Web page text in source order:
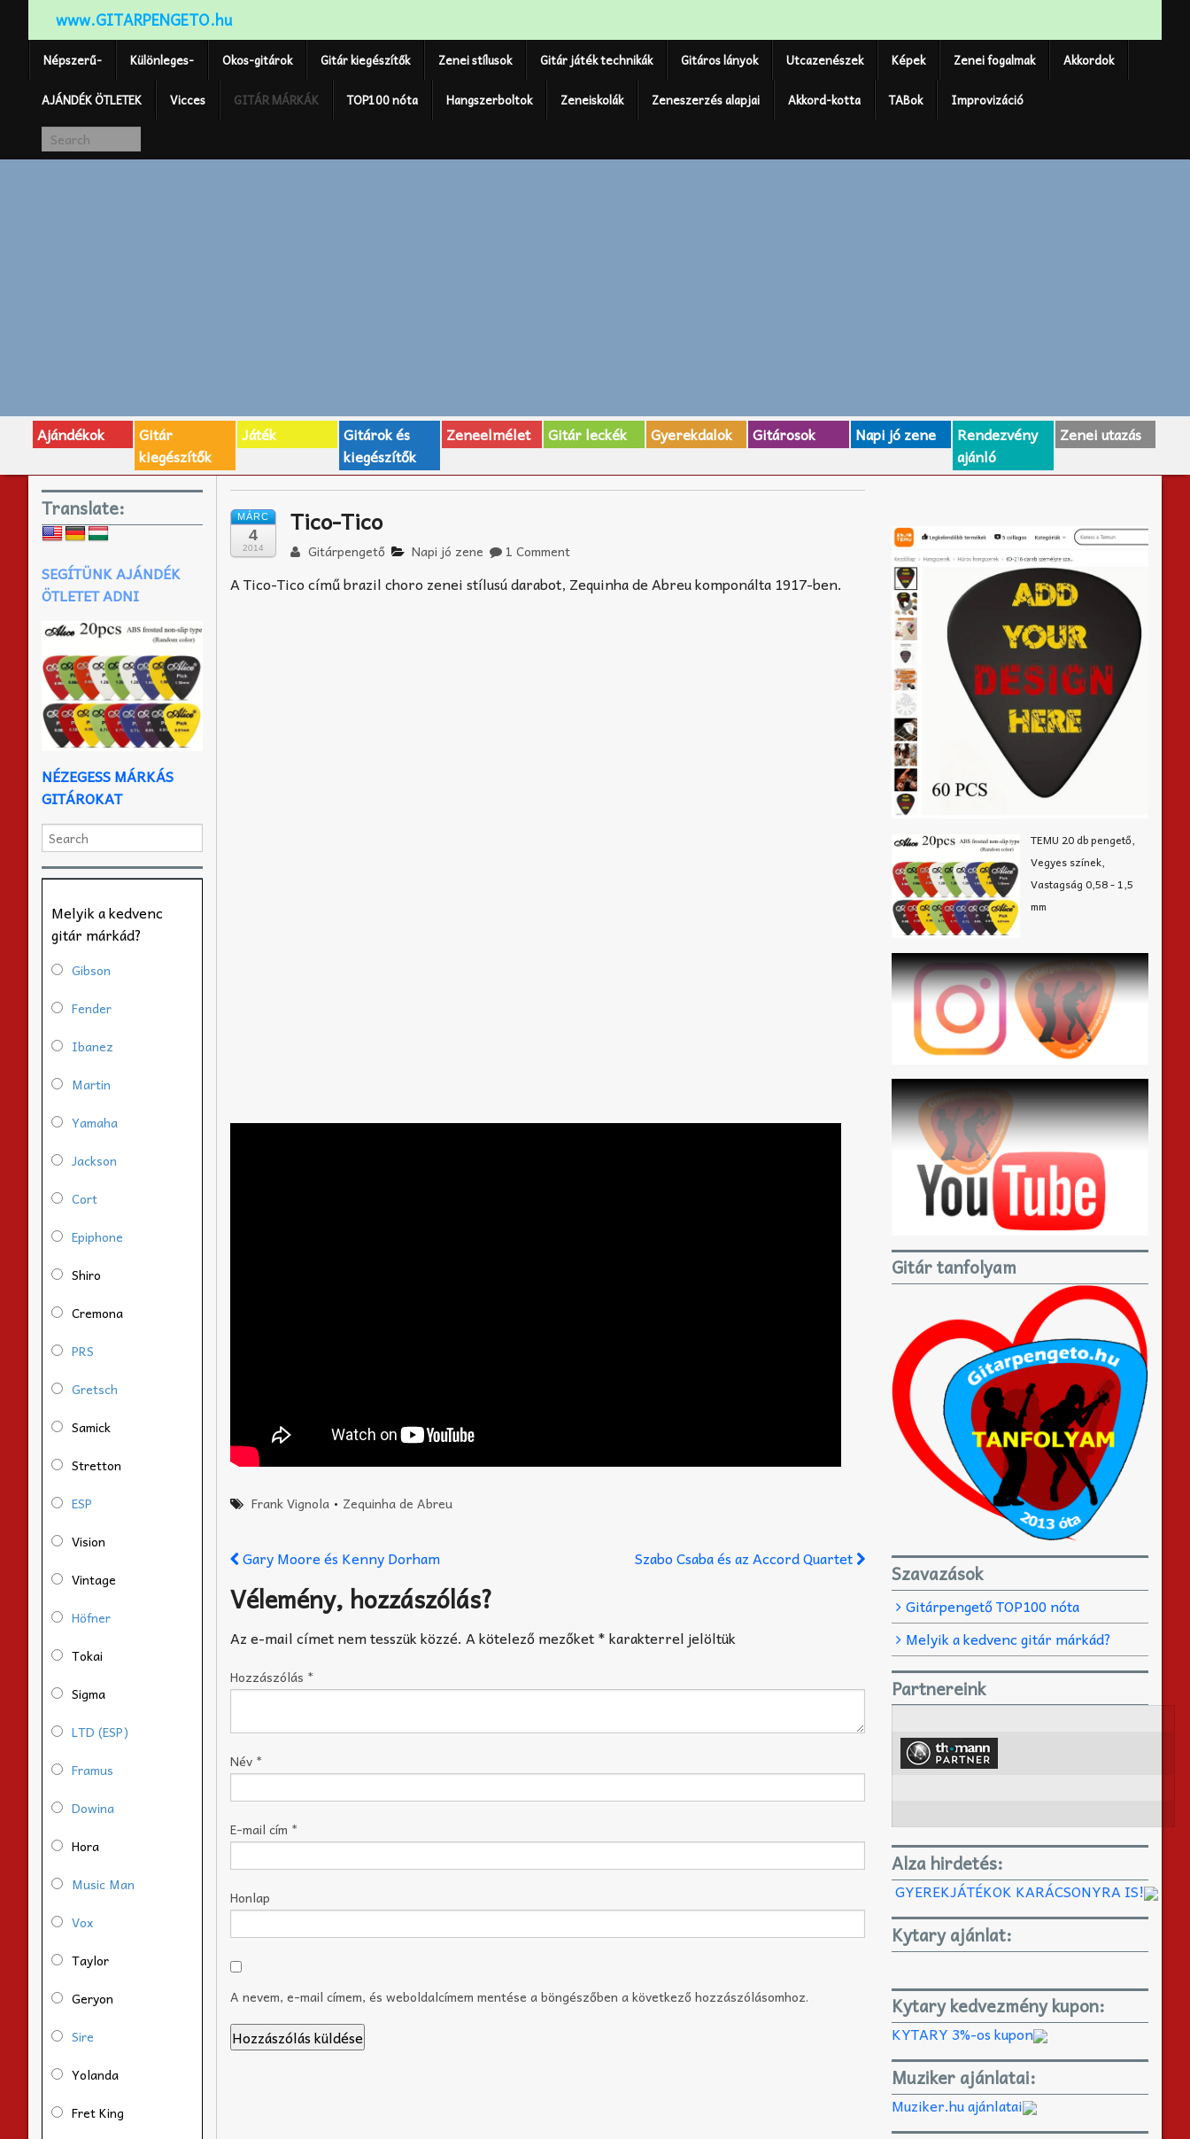
www.GITARPENGETO.hu
Népszerű- Különleges- Okos-gitárok Gitár kiegészítők Zenei stílusok Gitár játék technikák Gitáros lányok Utcazenészek Képek Zenei fogalmak Akkordok
AJÁNDÉK ÖTLETEK Vicces GITÁR MÁRKÁK TOP100 nóta Hangszerboltok Zeneiskolák Zeneszerzés alapjai Akkord-kotta TABok Improvizáció
Ajándékok
Gitár
kiegészítők
Játék
Gitárok és
kiegészítők
Zeneelmélet Gitár leckék Gyerekdalok Gitárosok Napi jó zene
Rendezvény
ajánló
Zenei utazás
MÁRC
4
2014
Tico-Tico
Gitárpengető Napi jó zene 1 Comment
A Tico-Tico című brazil choro zenei stílusú darabot, Zequinha de Abreu komponálta 1917-ben.
Frank Vignola• Zequinha de Abreu
Gary Moore és Kenny Dorham Szabo Csaba és az Accord Quartet
Vélemény, hozzászólás?
Az e-mail címet nem tesszük közzé. A kötelező mezőket*karakterrel jelöltük
Hozzászólás *
Név *
E-mail cím *
Honlap
A nevem, e-mail címem, és weboldalcímem mentése a böngészőben a következő hozzászólásomhoz.
Translate:
SEGÍTÜNK AJÁNDÉK
ÖTLETET ADNI
NÉZEGESS MÁRKÁS
GITÁROKAT
Melyik a kedvenc
gitár márkád?
Gibson
Fender
Ibanez
Martin
Yamaha
Jackson
Cort
Epiphone
Shiro
Cremona
PRS
Gretsch
Samick
Stretton
ESP
Vision
Vintage
Höfner
Tokai
Sigma
LTD (ESP)
Framus
Dowina
Hora
Music Man
Vox
Taylor
Geryon
Sire
Yolanda
Fret King
TEMU 20 db pengető,
Vegyes színek,
Vastagság 0,58 - 1,5
mm
Gitár tanfolyam
Szavazások
Gitárpengető TOP100 nóta
Melyik a kedvenc gitár márkád?
Partnereink
Alza hirdetés:
GYEREKJÁTÉKOK KARÁCSONYRA IS!
Kytary ajánlat:
Kytary kedvezmény kupon:
KYTARY 3%-os kupon
Muziker ajánlatai:
Muziker.hu ajánlatai